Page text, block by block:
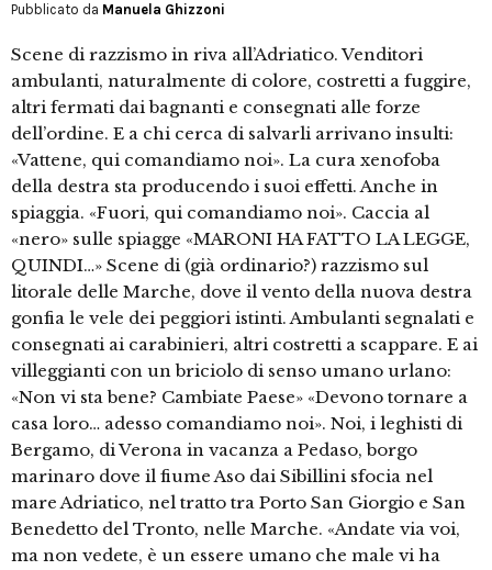
Pubblicato da Manuela Ghizzoni
Scene di razzismo in riva all’Adriatico. Venditori
ambulanti, naturalmente di colore, costretti a fuggire,
altri fermati dai bagnanti e consegnati alle forze
dell’ordine. E a chi cerca di salvarli arrivano insulti:
«Vattene, qui comandiamo noi». La cura xenofoba
della destra sta producendo i suoi effetti. Anche in
spiaggia. «Fuori, qui comandiamo noi». Caccia al
«nero» sulle spiagge «MARONI HA FATTO LA LEGGE,
QUINDI…» Scene di (già ordinario?) razzismo sul
litorale delle Marche, dove il vento della nuova destra
gonfia le vele dei peggiori istinti. Ambulanti segnalati e
consegnati ai carabinieri, altri costretti a scappare. E ai
villeggianti con un briciolo di senso umano urlano:
«Non vi sta bene? Cambiate Paese» «Devono tornare a
casa loro… adesso comandiamo noi». Noi, i leghisti di
Bergamo, di Verona in vacanza a Pedaso, borgo
marinaro dove il fiume Aso dai Sibillini sfocia nel
mare Adriatico, nel tratto tra Porto San Giorgio e San
Benedetto del Tronto, nelle Marche. «Andate via voi,
ma non vedete, è un essere umano che male vi ha